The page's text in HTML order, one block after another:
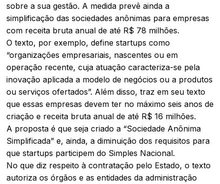
sobre a sua gestão. A medida prevê ainda a
simplificação das sociedades anônimas para empresas
com receita bruta anual de até R$ 78 milhões.
O texto, por exemplo, define startups como
“organizações empresariais, nascentes ou em
operação recente, cuja atuação caracteriza-se pela
inovação aplicada a modelo de negócios ou a produtos
ou serviços ofertados”. Além disso, traz em seu texto
que essas empresas devem ter no máximo seis anos de
criação e receita bruta anual de até R$ 16 milhões.
A proposta é que seja criado a “Sociedade Anônima
Simplificada” e, ainda, a diminuição dos requisitos para
que startups participem do Simples Nacional.
No que diz respeito à contratação pelo Estado, o texto
autoriza os órgãos e as entidades da administração